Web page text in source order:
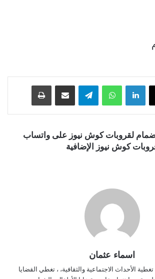
‫X لينكدإن واتساب تيلقرام
لقروبات كوش نيوز على واتساب
كوش نيوز الإضافية
اسماء عثمان
الأحداث الاجتماعية والثقافية، ، تغطي القضايا